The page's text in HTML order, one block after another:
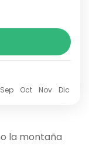
Sep Oct Nov Dic
la montaña